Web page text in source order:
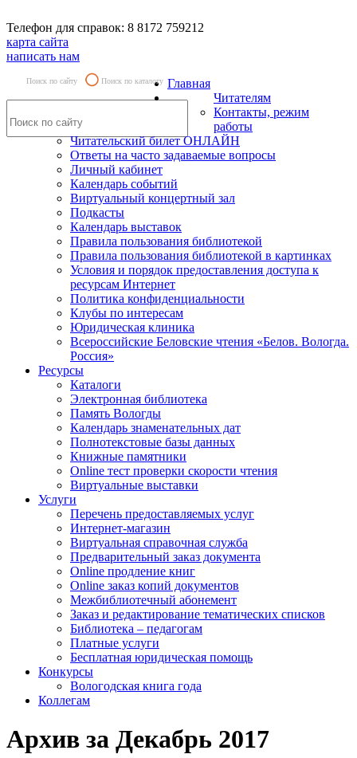
Телефон для справок: 8 8172 759212
карта сайта
написать нам
Поиск по сайту Поиск по каталогу Главная
Читателям
Контакты, режим
работы
Читательский билет ОНЛАЙН
Ответы на часто задаваемые вопросы
Личный кабинет
Календарь событий
Виртуальный концертный зал
Подкасты
Календарь выставок
Правила пользования библиотекой
Правила пользования библиотекой в картинках
Условия и порядок предоставления доступа к
ресурсам Интернет
Политика конфиденциальности
Клубы по интересам
Юридическая клиника
Всероссийские Беловские чтения «Белов. Вологда.
Россия»
Ресурсы
Каталоги
Электронная библиотека
Память Вологды
Календарь знаменательных дат
Полнотекстовые базы данных
Книжные памятники
Online тест проверки скорости чтения
Виртуальные выставки
Услуги
Перечень предоставляемых услуг
Интернет-магазин
Виртуальная справочная служба
Предварительный заказ документа
Online продление книг
Online заказ копий документов
Межбиблиотечный абонемент
Заказ и редактирование тематических списков
Библиотека – педагогам
Платные услуги
Бесплатная юридическая помощь
Конкурсы
Вологодская книга года
Коллегам
Архив за Декабрь 2017